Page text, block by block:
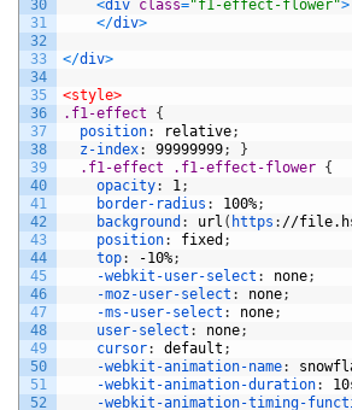
30
31
32
33
34
35
36
37
38
39
40
41
42
43
44
45
46
47
48
49
50
51
52
<div class="f1-effect-flower">
</div>
</div>
<style>
.f1-effect {
position: relative;
z-index: 99999999;
}
.f1-effect .f1-effect-flower {
opacity: 1 ;
border-radius : 100%;
background : url ( https : //
position: fixed ;
top: -10%;
-webkit-user-select : none;
-moz-user-select : none;
-ms-user-select : none;
user-select : none;
cursor: default ;
-webkit-animation-name:
-webkit-animation-duration:
-webkit-animation-timing-